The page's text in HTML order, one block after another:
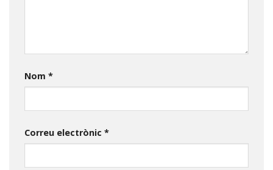
Nom *
Correu electrònic *